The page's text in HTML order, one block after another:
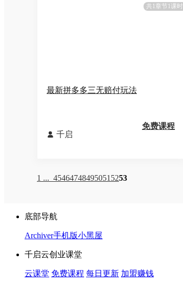
共1章节1课时
最新拼多多三无赔付玩法
 千启
免费课程
1 ... 45464748495051 5253
底部导航
Archiver手机版小黑屋
千启云创业课堂
云课堂 免费课程 每日更新 加盟赚钱